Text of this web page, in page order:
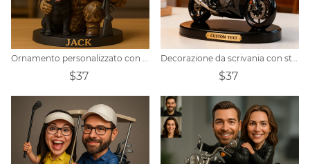
Ornamento personalizzato con personaggio dei cartoni animati raffigurante un'oca da caccia
$37
Decorazione da scrivania con statuetta personalizzata di motociclista
$37